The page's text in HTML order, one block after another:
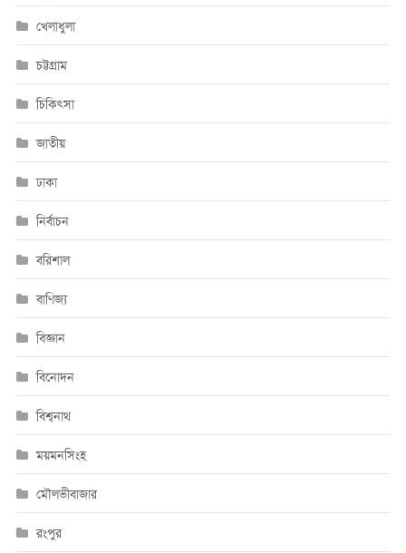
খেলাধুলা
চট্টগ্রাম
চিকিৎসা
জাতীয়
ঢাকা
নির্বাচন
বরিশাল
বাণিজ্য
বিজ্ঞান
বিনোদন
বিশ্বনাথ
ময়মনসিংহ
মৌলভীবাজার
রংপুর